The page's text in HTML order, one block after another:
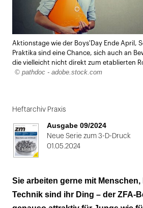
Aktionstage wie der Boys'Day Ende April,
Praktika sind eine Chance, sich auch an
die vielleicht nicht direkt zum etablierten
© pathdoc - adobe.stock.com
Heftarchiv Praxis
Ausgabe 09/2024
Neue Serie zum 3-D-Druck
01.05.2024
Sie arbeiten gerne mit Menschen,
Technik sind ihr Ding – der ZFA-